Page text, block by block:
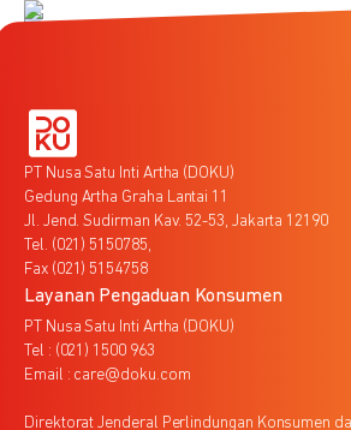
PT Nusa Satu Inti Artha (DOKU)
Gedung Artha Graha Lantai 11
Jl. Jend. Sudirman Kav. 52-53, Jakarta 12190
Tel. (021) 5150785,
Fax (021) 5154758
Layanan Pengaduan Konsumen
PT Nusa Satu Inti Artha (DOKU)
Tel : (021) 1500 963
Email : care@doku.com
Direktorat Jenderal Perlindungan Konsumen